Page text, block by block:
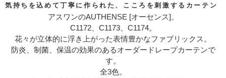
気持ちを込めて丁寧に作られた、こころを刺激するカーテン
アスワンのAUTHENSE [オーセンス]。
C1172、C1173、C1174。
花々が立体的に浮き上がった表情豊かなファブリックス。
防炎、制菌、保温の効果のあるオーダードレープカーテンで
す。
全3色。